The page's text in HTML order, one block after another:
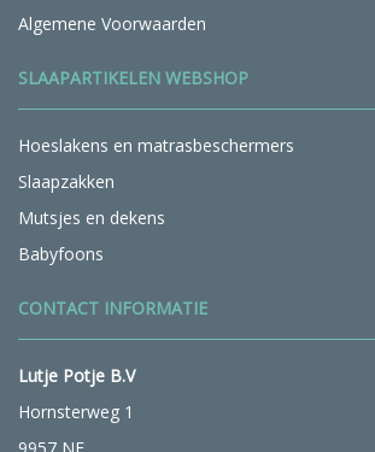
Algemene Voorwaarden
SLAAPARTIKELEN WEBSHOP
Hoeslakens en matrasbeschermers
Slaapzakken
Mutsjes en dekens
Babyfoons
CONTACT INFORMATIE
Lutje Potje B.V
Hornsterweg 1